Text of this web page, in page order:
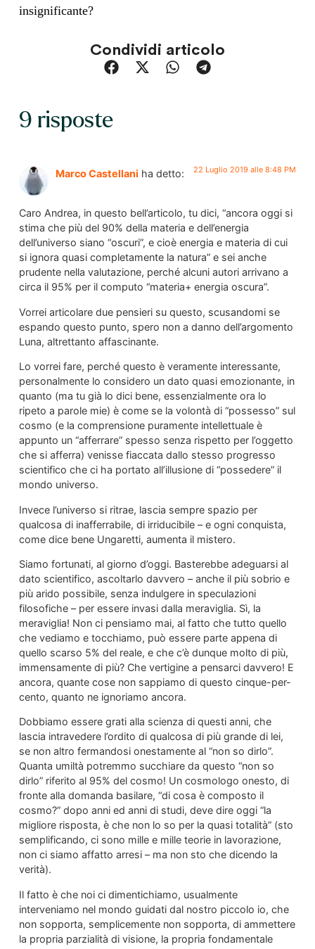
insignificante?
Condividi articolo
9 risposte
Marco Castellani ha detto: 22 Luglio 2019 alle 8:48 PM
Caro Andrea, in questo bell’articolo, tu dici, “ancora oggi si
stima che più del 90% della materia e dell’energia
dell’universo siano “oscuri”, e cioè energia e materia di cui
si ignora quasi completamente la natura” e sei anche
prudente nella valutazione, perché alcuni autori arrivano a
circa il 95% per il computo “materia+ energia oscura”.
Vorrei articolare due pensieri su questo, scusandomi se
espando questo punto, spero non a danno dell’argomento
Luna, altrettanto affascinante.
Lo vorrei fare, perché questo è veramente interessante,
personalmente lo considero un dato quasi emozionante, in
quanto (ma tu già lo dici bene, essenzialmente ora lo
ripeto a parole mie) è come se la volontà di “possesso” sul
cosmo (e la comprensione puramente intellettuale è
appunto un “afferrare” spesso senza rispetto per l’oggetto
che si afferra) venisse fiaccata dallo stesso progresso
scientifico che ci ha portato all’illusione di “possedere” il
mondo universo.
Invece l’universo si ritrae, lascia sempre spazio per
qualcosa di inafferrabile, di irriducibile – e ogni conquista,
come dice bene Ungaretti, aumenta il mistero.
Siamo fortunati, al giorno d’oggi. Basterebbe adeguarsi al
dato scientifico, ascoltarlo davvero – anche il più sobrio e
più arido possibile, senza indulgere in speculazioni
filosofiche – per essere invasi dalla meraviglia. Sì, la
meraviglia! Non ci pensiamo mai, al fatto che tutto quello
che vediamo e tocchiamo, può essere parte appena di
quello scarso 5% del reale, e che c’è dunque molto di più,
immensamente di più? Che vertigine a pensarci davvero! E
ancora, quante cose non sappiamo di questo cinque-per-
cento, quanto ne ignoriamo ancora.
Dobbiamo essere grati alla scienza di questi anni, che
lascia intravedere l’ordito di qualcosa di più grande di lei,
se non altro fermandosi onestamente al “non so dirlo”.
Quanta umiltà potremmo succhiare da questo “non so
dirlo” riferito al 95% del cosmo! Un cosmologo onesto, di
fronte alla domanda basilare, “di cosa è composto il
cosmo?” dopo anni ed anni di studi, deve dire oggi “la
migliore risposta, è che non lo so per la quasi totalità” (sto
semplificando, ci sono mille e mille teorie in lavorazione,
non ci siamo affatto arresi – ma non sto che dicendo la
verità).
Il fatto è che noi ci dimentichiamo, usualmente
interveniamo nel mondo guidati dal nostro piccolo io, che
non sopporta, semplicemente non sopporta, di ammettere
la propria parzialità di visione, la propria fondamentale